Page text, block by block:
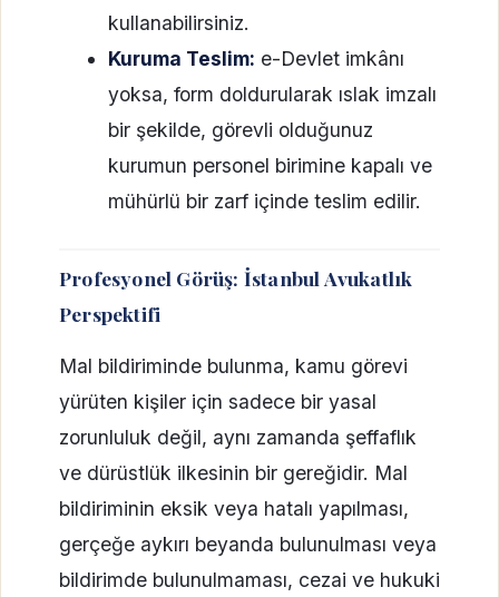
kullanabilirsiniz.
Kuruma Teslim: e-Devlet imkânı
yoksa, form doldurularak ıslak imzalı
bir şekilde, görevli olduğunuz
kurumun personel birimine kapalı ve
mühürlü bir zarf içinde teslim edilir.
Profesyonel Görüş: İstanbul Avukatlık
Perspektifi
Mal bildiriminde bulunma, kamu görevi
yürüten kişiler için sadece bir yasal
zorunluluk değil, aynı zamanda şeffaflık
ve dürüstlük ilkesinin bir gereğidir. Mal
bildiriminin eksik veya hatalı yapılması,
gerçeğe aykırı beyanda bulunulması veya
bildirimde bulunulmaması, cezai ve hukuki